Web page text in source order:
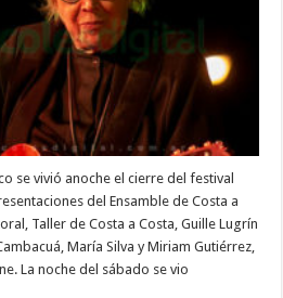
se vivió anoche el cierre del festival
del Ensamble de Costa a
Taller de Costa a Costa, Guille Lugrín
María Silva y Miriam Gutiérrez,
La noche del sábado se vio